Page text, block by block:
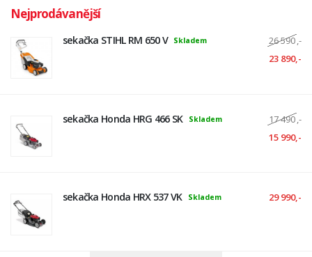
Nejprodávanější
sekačka STIHL RM 650 V Skladem 26 590,-
23 890,-
sekačka Honda HRG 466 SK Skladem 17 490,-
15 990,-
sekačka Honda HRX 537 VK Skladem 29 990,-